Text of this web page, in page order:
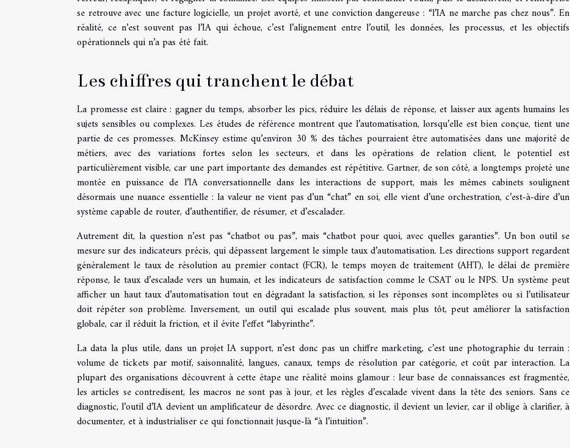
se retrouve avec une facture logicielle, un projet avorté, et une conviction dangereuse : “l’IA ne marche pas chez nous”. En
réalité, ce n’est souvent pas l’IA qui échoue, c’est l’alignement entre l’outil, les données, les processus, et les objectifs
opérationnels qui n’a pas été fait.
Les chiffres qui tranchent le débat
La promesse est claire : gagner du temps, absorber les pics, réduire les délais de réponse, et laisser aux agents humains les
sujets sensibles ou complexes. Les études de référence montrent que l’automatisation, lorsqu’elle est bien conçue, tient une
partie de ces promesses. McKinsey estime qu’environ 30 % des tâches pourraient être automatisées dans une majorité de
métiers, avec des variations fortes selon les secteurs, et dans les opérations de relation client, le potentiel est
particulièrement visible, car une part importante des demandes est répétitive. Gartner, de son côté, a longtemps projeté une
montée en puissance de l’IA conversationnelle dans les interactions de support, mais les mêmes cabinets soulignent
désormais une nuance essentielle : la valeur ne vient pas d’un “chat” en soi, elle vient d’une orchestration, c’est-à-dire d’un
système capable de router, d’authentifier, de résumer, et d’escalader.
Autrement dit, la question n’est pas “chatbot ou pas”, mais “chatbot pour quoi, avec quelles garanties”. Un bon outil se
mesure sur des indicateurs précis, qui dépassent largement le simple taux d’automatisation. Les directions support regardent
généralement le taux de résolution au premier contact (FCR), le temps moyen de traitement (AHT), le délai de première
réponse, le taux d’escalade vers un humain, et les indicateurs de satisfaction comme le CSAT ou le NPS. Un système peut
afficher un haut taux d’automatisation tout en dégradant la satisfaction, si les réponses sont incomplètes ou si l’utilisateur
doit répéter son problème. Inversement, un outil qui escalade plus souvent, mais plus tôt, peut améliorer la satisfaction
globale, car il réduit la friction, et il évite l’effet “labyrinthe”.
La data la plus utile, dans un projet IA support, n’est donc pas un chiffre marketing, c’est une photographie du terrain :
volume de tickets par motif, saisonnalité, langues, canaux, temps de résolution par catégorie, et coût par interaction. La
plupart des organisations découvrent à cette étape une réalité moins glamour : leur base de connaissances est fragmentée,
les articles se contredisent, les macros ne sont pas à jour, et les règles d’escalade vivent dans la tête des seniors. Sans ce
diagnostic, l’outil d’IA devient un amplificateur de désordre. Avec ce diagnostic, il devient un levier, car il oblige à clarifier, à
documenter, et à industrialiser ce qui fonctionnait jusque-là “à l’intuition”.